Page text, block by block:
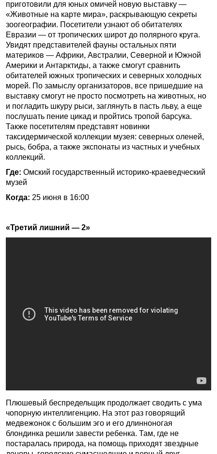
приготовили для юных омичей новую выставку —
«Животные на карте мира», раскрывающую секреты
зоогеографии. Посетители узнают об обитателях
Евразии — от тропических широт до полярного круга.
Увидят представителей фауны остальных пяти
материков — Африки, Австралии, Северной и Южной
Америки и Антарктиды, а также смогут сравнить
обитателей южных тропических и северных холодных
морей. По замыслу организаторов, все пришедшие на
выставку смогут не просто посмотреть на животных, но
и погладить шкуру рыси, заглянуть в пасть льву, а еще
послушать пение цикад и пройтись тропой барсука.
Также посетителям представят новинки
таксидермической коллекции музея: северных оленей,
рысь, бобра, а также экспонаты из частных и учебных
коллекций.
Где: Омский государственный историко-краеведческий
музей
Когда: 25 июня в 16:00
«Третий лишний — 2»
Плюшевый беспредельщик продолжает сводить с ума
чопорную интеллигенцию. На этот раз говорящий
медвежонок с большим эго и его длинноногая
блондинка решили завести ребенка. Там, где не
постаралась природа, на помощь приходят звездные